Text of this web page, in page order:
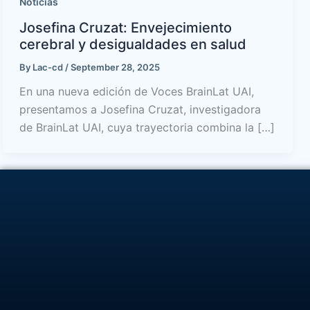
Josefina Cruzat: Envejecimiento
cerebral y desigualdades en salud
By Lac-cd /September 28, 2025
En una nueva edición de Voces BrainLat UAI,
presentamos a Josefina Cruzat, investigadora
de BrainLat UAI, cuya trayectoria combina la […]